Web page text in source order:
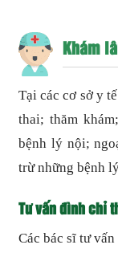
Khám
Tại các cơ sở y
thai; thăm
bệnh lý nội;
trừ những bệnh
Tư vấn đình chỉ
Các bác sĩ tư